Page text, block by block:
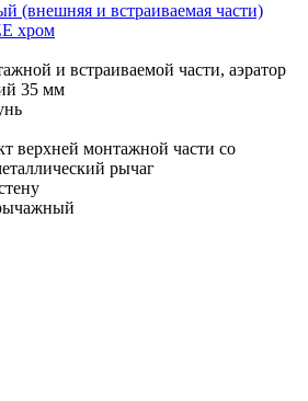
(внешняя и встраиваемая части)
хром
и встраиваемой части, аэратор
35 мм
верхней монтажной части со
рычаг